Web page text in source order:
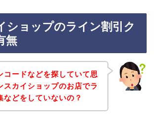
ショップのライン割引ク
無
コードなどを探していて思
スカイショップのお店でラ
などをしていないの？